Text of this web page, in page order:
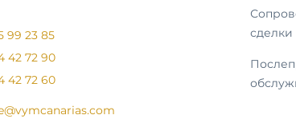
99 23 85
42 72 90
42 72 60
сделки